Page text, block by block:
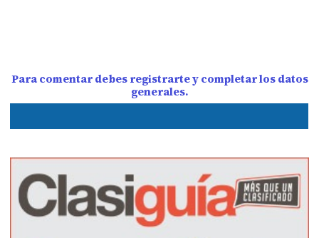
Para comentar debes registrarte y completar los datos
generales.